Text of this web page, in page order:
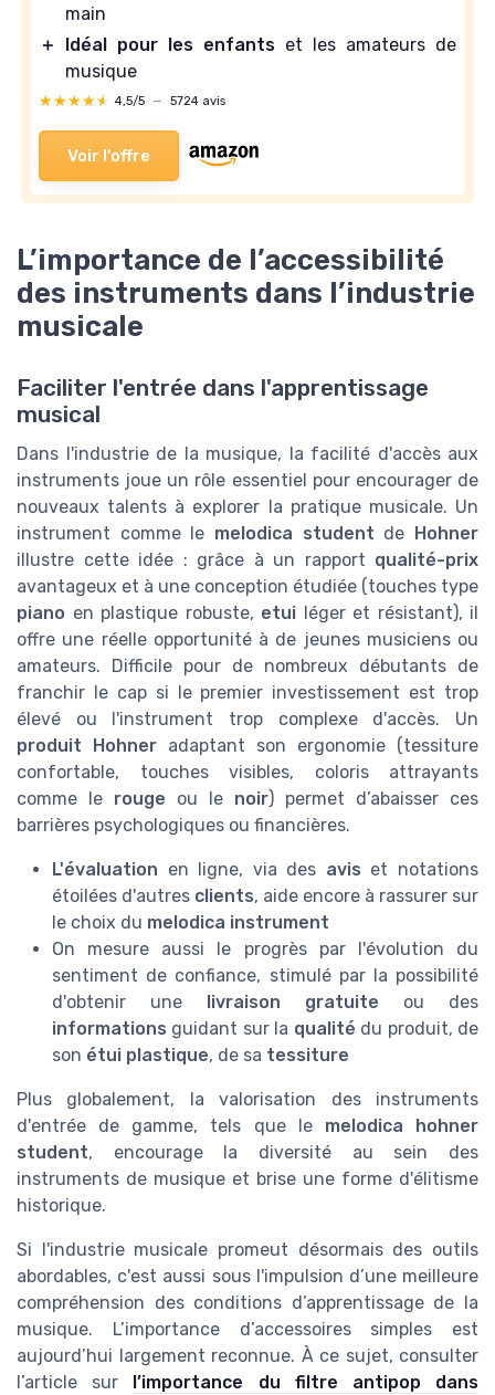
main
＋
Idéal pour les enfants et les amateurs de
musique
★★★★★
★★★★★ 4,5/5 — 5724 avis
Voir l'offre
L’importance de l’accessibilité
des instruments dans l’industrie
musicale
Faciliter l'entrée dans l'apprentissage
musical
Dans l'industrie de la musique, la facilité d'accès aux
instruments joue un rôle essentiel pour encourager de
nouveaux talents à explorer la pratique musicale. Un
instrument comme le melodica student de
Hohner
illustre cette idée : grâce à un rapport qualité-prix
avantageux et à une conception étudiée (touches type
piano en plastique robuste, etui léger et résistant), il
offre une réelle opportunité à de jeunes musiciens ou
amateurs. Difficile pour de nombreux débutants de
franchir le cap si le premier investissement est trop
élevé ou l'instrument trop complexe d'accès. Un
produit Hohner adaptant son ergonomie (tessiture
confortable, touches visibles, coloris attrayants
comme le rouge ou le noir) permet d’abaisser ces
barrières psychologiques ou financières.
L'évaluation en ligne, via des avis et notations
étoilées d'autres clients, aide encore à rassurer sur
le choix du melodica instrument
On mesure aussi le progrès par l'évolution du
sentiment de confiance, stimulé par la possibilité
d'obtenir une
livraison gratuite ou des
informations guidant sur la qualité du produit, de
son étui plastique, de sa tessiture
Plus globalement, la valorisation des instruments
d'entrée de gamme, tels que le melodica hohner
student, encourage la diversité au sein des
instruments de musique et brise une forme d'élitisme
historique.
Si l'industrie musicale promeut désormais des outils
abordables, c'est aussi sous l'impulsion d’une meilleure
compréhension des conditions d’apprentissage de la
musique. L’importance d’accessoires simples est
aujourd’hui largement reconnue. À ce sujet, consulter
l’article sur
l’importance du filtre antipop dans